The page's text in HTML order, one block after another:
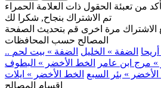
من تعبئة الحقول ذات العلامة الحمراء
تم الاشتراك بنجاح, شكرا لك
الاشتراك مرة اخرى قم بتحديث الصفحة
المصالح حسب المحافظات
الضفة » الخليل الضفة » بيت لحم
» مرج ابن عامر
الخط الأخضر » البطوف
الأخضر » بئر السبع الخط الأخضر » ايلات
اقسام المصالح